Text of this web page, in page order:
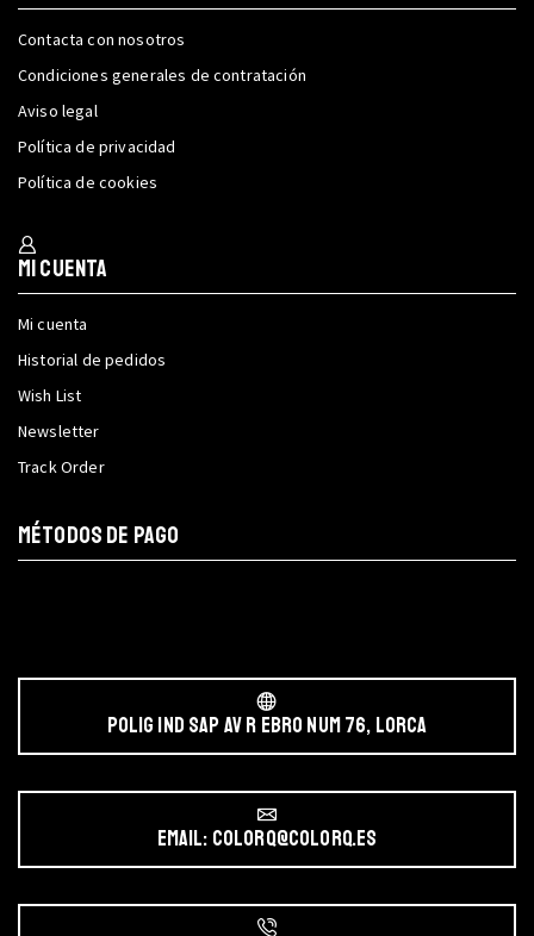
Contacta con nosotros
Condiciones generales de contratación
Aviso legal
Política de privacidad
Política de cookies
Mi cuenta
Mi cuenta
Historial de pedidos
Wish List
Newsletter
Track Order
MÉTODOS DE PAGO
POLIG IND SAP AV r EBRO NUM 76, LORCA
Email: colorq@colorq.es